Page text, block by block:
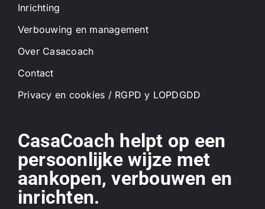
Inrichting
Verbouwing en management
Over Casacoach
Contact
Privacy en cookies / RGPD y LOPDGDD
CasaCoach helpt op een
persoonlijke wijze met
aankopen, verbouwen en
inrichten.